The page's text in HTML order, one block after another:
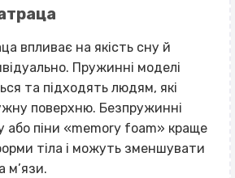
впливає на якість сну й
Пружинні моделі
та підходять людям, які
поверхню. Безпружинні
або піни «memory foam» краще
тіла і можуть зменшувати
м’язи.